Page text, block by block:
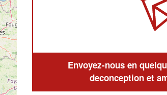
Envoyez-nous en
deconception et